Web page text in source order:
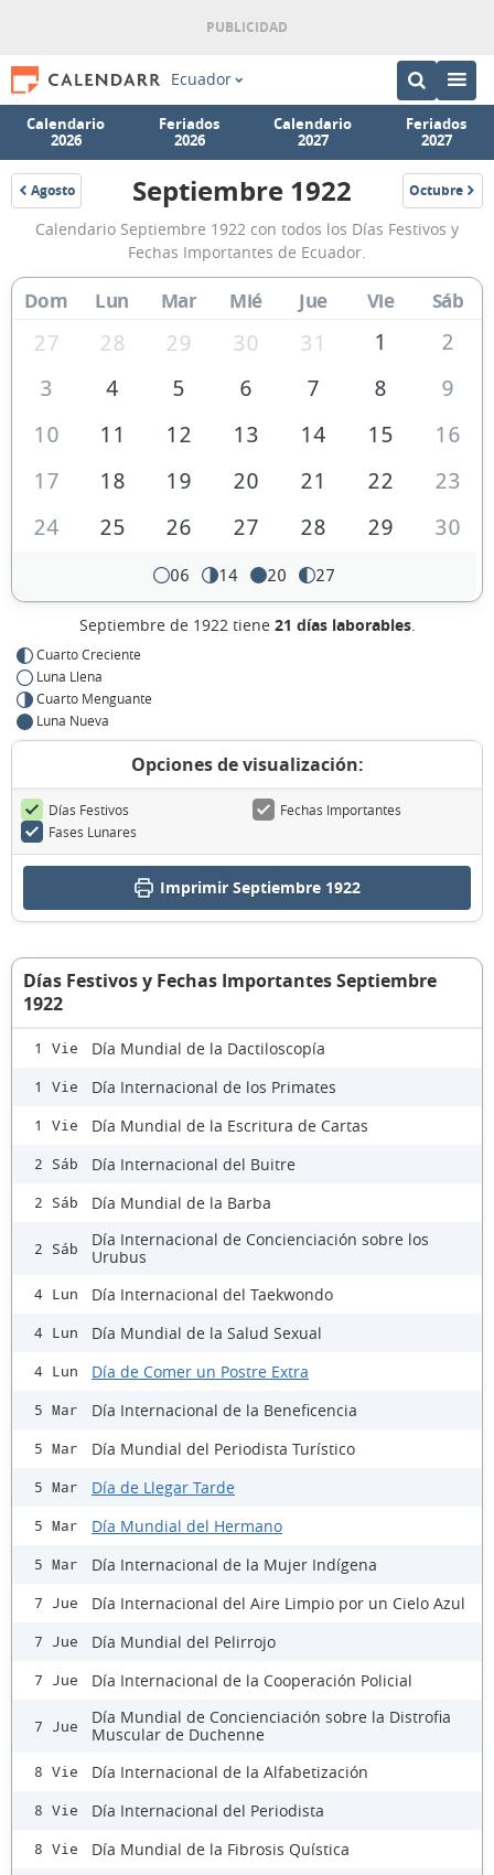
Ecuador
Calendario
2026
Feriados
2026
Calendario
2027
Feriados
2027
Agosto
1922
Calendario
Septiembre
1922
de
Ecuador
Septiembre 1922 Octubre
1922
Calendario Septiembre 1922 con todos los Días Festivos y
Fechas Importantes de Ecuador.
Dom Lun Mar Mié Jue Vie Sáb
27 28 29 30 31 1
2
3
4 5 6 7 8
9
10
11 12 13 14 15
16
17
18 19 20 21 22
23
24
25 26 27 28 29 30
06 14 20 27
Septiembre de 1922 tiene 21 días laborables.
Cuarto Creciente
Luna Llena
Cuarto Menguante
Luna Nueva
Opciones de visualización:
Días Festivos
Fechas Importantes
Fases Lunares
Imprimir Septiembre 1922
Días Festivos y Fechas Importantes Septiembre
1922
1 Vie Día Mundial de la Dactiloscopía
1 Vie Día Internacional de los Primates
1 Vie Día Mundial de la Escritura de Cartas
2 Sáb Día Internacional del Buitre
2 Sáb Día Mundial de la Barba
2 Sáb
Día Internacional de Concienciación sobre los
Urubus
4 Lun Día Internacional del Taekwondo
4 Lun Día Mundial de la Salud Sexual
4 Lun Día de Comer un Postre Extra
5 Mar Día Internacional de la Beneficencia
5 Mar Día Mundial del Periodista Turístico
5 Mar Día de Llegar Tarde
5 Mar Día Mundial del Hermano
5 Mar Día Internacional de la Mujer Indígena
7 Jue Día Internacional del Aire Limpio por un Cielo Azul
7 Jue Día Mundial del Pelirrojo
7 Jue Día Internacional de la Cooperación Policial
7 Jue
Día Mundial de Concienciación sobre la Distrofia
Muscular de Duchenne
8 Vie Día Internacional de la Alfabetización
8 Vie Día Internacional del Periodista
8 Vie Día Mundial de la Fibrosis Quística